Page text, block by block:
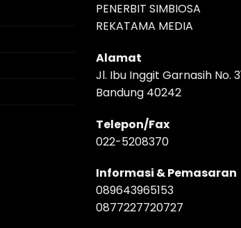
PENERBIT SIMBIOSA
REKATAMA MEDIA
Alamat
Jl. Ibu Inggit Garnasih No.
Bandung 40242
Telepon/Fax
022-5208370
Informasi & Pemasaran
089643965153
0877227720727